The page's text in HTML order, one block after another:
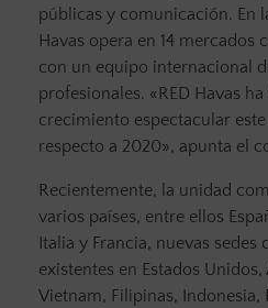
públicas y comunicación. En
Havas opera en 14 mercados
con un equipo internacional
profesionales. «RED Havas
crecimiento espectacular
respecto a 2020», apunta el
Recientemente, la unidad
varios países, entre ellos
Italia y Francia, nuevas sedes
existentes en Estados
Vietnam, Filipinas, Indonesia,